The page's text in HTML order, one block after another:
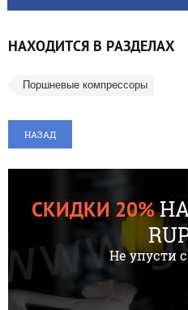
НАХОДИТСЯ В РАЗДЕЛАХ
Поршневые компрессоры
НАЗАД
СКИДКИ 20%
Не упусти